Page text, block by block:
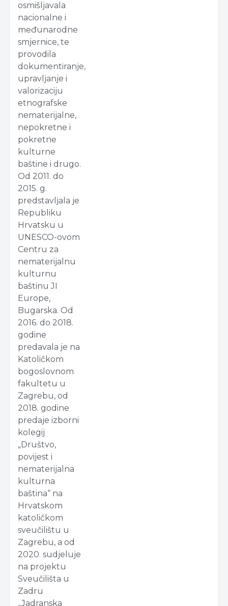
osmišljavala
nacionalne i
međunarodne
smjernice, te
provodila
dokumentiranje,
upravljanje i
valorizaciju
etnografske
nematerijalne,
nepokretne i
pokretne
kulturne
baštine i drugo.
Od 2011. do
2015. g.
predstavljala je
Republiku
Hrvatsku u
UNESCO-ovom
Centru za
nematerijalnu
kulturnu
baštinu JI
Europe,
Bugarska. Od
2016. do 2018.
godine
predavala je na
Katoličkom
bogoslovnom
fakultetu u
Zagrebu, od
2018. godine
predaje izborni
kolegij
„Društvo,
povijest i
nematerijalna
kulturna
baština“ na
Hrvatskom
katoličkom
sveučilištu u
Zagrebu, a od
2020. sudjeluje
na projektu
Sveučilišta u
Zadru
„Jadranska